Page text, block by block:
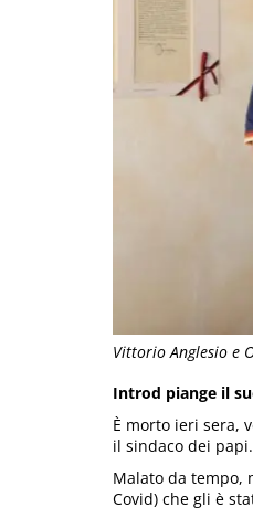
Vittorio Anglesio e
Introd piange il
È morto ieri sera,
il sindaco dei papi.
Malato da tempo,
Covid) che gli è